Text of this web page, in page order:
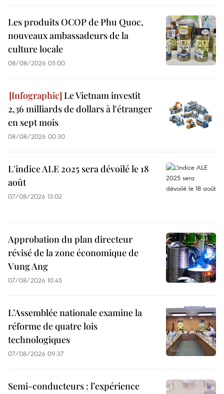
Les produits OCOP de Phu Quoc,
nouveaux ambassadeurs de la
culture locale
08/08/2026 05:00
Le Vietnam investit
2,36 milliards de dollars à l'étranger
en sept mois
08/08/2026 00:30
L'indice ALE 2025 sera dévoilé le 18
août
07/08/2026 13:02
Approbation du plan directeur
révisé de la zone économique de
Vung Ang
07/08/2026 10:45
L’Assemblée nationale examine la
réforme de quatre lois
technologiques
07/08/2026 09:37
Semi-conducteurs : l’expérience